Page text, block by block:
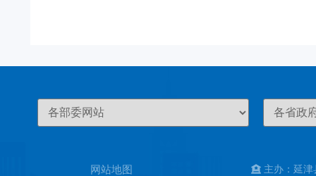
网站地图
主办：延